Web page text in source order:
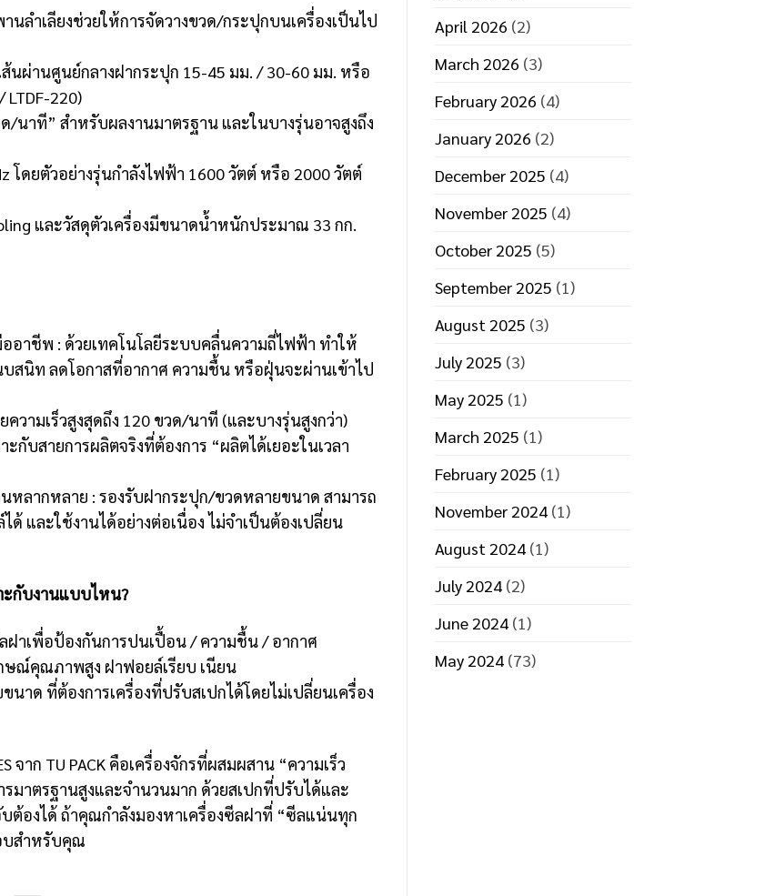
เลียงช่วยให้การจัดวางขวด/กระปุกบนเครื่องเป็นไป
นศูนย์กลางฝากระปุก 15-45 มม. / 30-60 มม. หรือ
220)
ที” สำหรับผลงานมาตรฐาน และในบางรุ่นอาจสูงถึง
ยตัวอย่างรุ่นกำลังไฟฟ้า 1600 วัตต์ หรือ 2000 วัตต์
และวัสดุตัวเครื่องมีขนาดน้ำหนักประมาณ 33 กก.
ชีพ : ด้วยเทคโนโลยีระบบคลื่นความถี่ไฟฟ้า ทำให้
นิท ลดโอกาสที่อากาศ ความชื้น หรือฝุ่นจะผ่านเข้าไป
ามเร็วสูงสุดถึง 120 ขวด/นาที (และบางรุ่นสูงกว่า)
กับสายการผลิตจริงที่ต้องการ “ผลิตได้เยอะในเวลา
ากหลาย : รองรับฝากระปุก/ขวดหลายขนาด สามารถ
และใช้งานได้อย่างต่อเนื่อง ไม่จำเป็นต้องเปลี่ยน
ะกับงานแบบไหน?
เพื่อป้องกันการปนเปื้อน / ความชื้น / อากาศ
ณ์คุณภาพสูง ฝาฟอยล์เรียบ เนียน
ที่ต้องการเครื่องที่ปรับสเปกได้โดยไม่เปลี่ยนเครื่อง
ก TU PACK คือเครื่องจักรที่ผสมผสาน “ความเร็ว
าตรฐานสูงและจำนวนมาก ด้วยสเปกที่ปรับได้และ
ต้องได้ ถ้าคุณกำลังมองหาเครื่องซีลฝาที่ “ซีลแน่นทุก
บสำหรับคุณ
April 2026 (2)
March 2026 (3)
February 2026 (4)
January 2026 (2)
December 2025 (4)
November 2025 (4)
October 2025 (5)
September 2025 (1)
August 2025 (3)
July 2025 (3)
May 2025 (1)
March 2025 (1)
February 2025 (1)
November 2024(1)
August 2024(1)
July 2024(2)
June 2024(1)
May 2024(73)